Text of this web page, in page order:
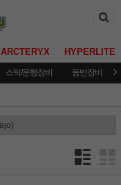
ARCTERYX HYPERLITE
스틱/운행장비 등반장비